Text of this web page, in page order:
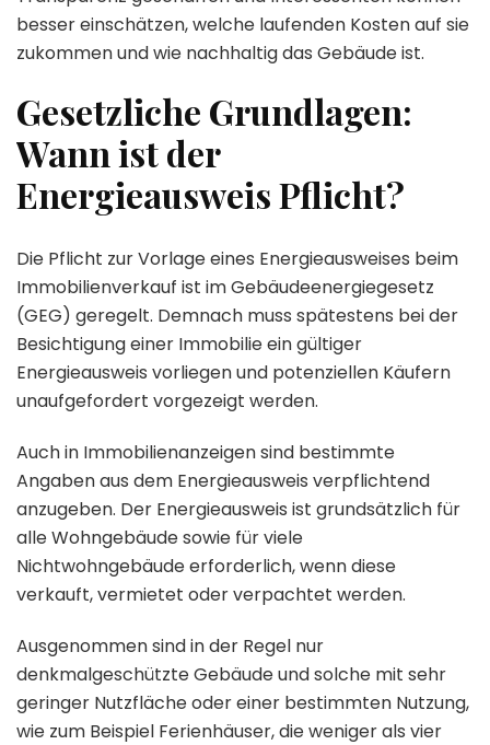
besser einschätzen, welche laufenden Kosten auf sie
zukommen und wie nachhaltig das Gebäude ist.
Gesetzliche Grundlagen:
Wann ist der
Energieausweis Pflicht?
Die Pflicht zur Vorlage eines Energieausweises beim
Immobilienverkauf ist im Gebäudeenergiegesetz
(GEG) geregelt. Demnach muss spätestens bei der
Besichtigung einer Immobilie ein gültiger
Energieausweis vorliegen und potenziellen Käufern
unaufgefordert vorgezeigt werden.
Auch in Immobilienanzeigen sind bestimmte
Angaben aus dem Energieausweis verpflichtend
anzugeben. Der Energieausweis ist grundsätzlich für
alle Wohngebäude sowie für viele
Nichtwohngebäude erforderlich, wenn diese
verkauft, vermietet oder verpachtet werden.
Ausgenommen sind in der Regel nur
denkmalgeschützte Gebäude und solche mit sehr
geringer Nutzfläche oder einer bestimmten Nutzung,
wie zum Beispiel Ferienhäuser, die weniger als vier